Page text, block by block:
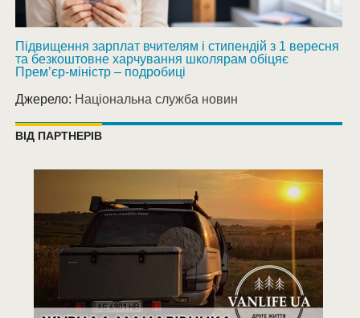
Підвищення зарплат вчителям і стипендій з 1 вересня
та безкоштовне харчування школярам обіцяє
Прем’єр-міністр – подробиці
Джерело: Національна служба новин
ВІД ПАРТНЕРІВ